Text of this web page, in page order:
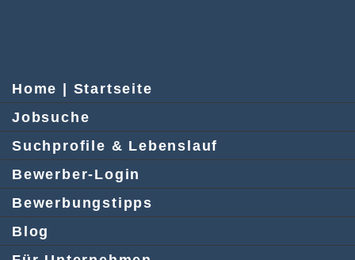
Home | Startseite
Jobsuche
Suchprofile & Lebenslauf
Bewerber-Login
Bewerbungstipps
Blog